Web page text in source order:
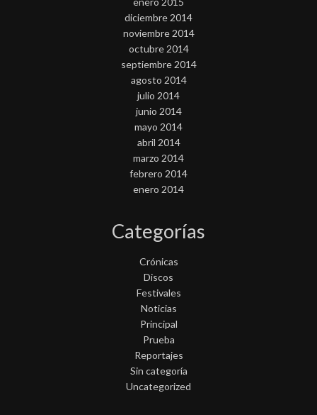
diciembre 2014
noviembre 2014
octubre 2014
septiembre 2014
agosto 2014
julio 2014
junio 2014
mayo 2014
abril 2014
marzo 2014
febrero 2014
enero 2014
Categorías
Crónicas
Discos
Festivales
Noticias
Principal
Prueba
Reportajes
Sin categoría
Uncategorized